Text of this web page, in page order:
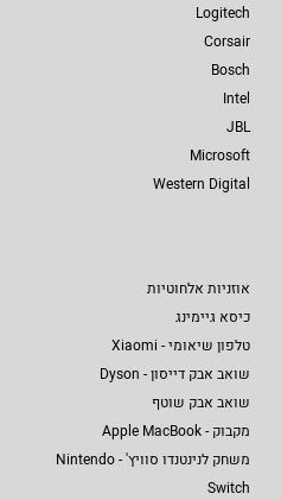
Logitech
Corsair
Bosch
Intel
JBL
Microsoft
Western Digital
אוזניות אלחוטיות
כיסא גיימינג
טלפון שיאומי - Xiaomi
שואב אבק דייסון - Dyson
שואב אבק שוטף
מקבוק - Apple MacBook
משחק לנינטנדו סוויץ' - Nintendo
Switch